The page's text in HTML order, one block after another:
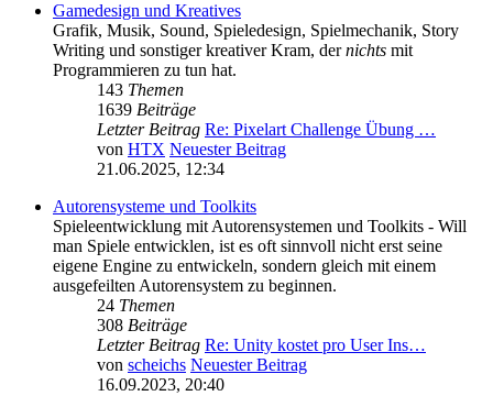
Gamedesign und Kreatives
Grafik, Musik, Sound, Spieledesign, Spielmechanik, Story
Writing und sonstiger kreativer Kram, dernichts mit
Programmieren zu tun hat.
143 Themen
1639 Beiträge
Letzter Beitrag Re: Pixelart Challenge Übung …
von HTX Neuester Beitrag
21.06.2025, 12:34
Autorensysteme und Toolkits
Spieleentwicklung mit Autorensystemen und Toolkits - Will
man Spiele entwicklen, ist es oft sinnvoll nicht erst seine
eigene Engine zu entwickeln, sondern gleich mit einem
ausgefeilten Autorensystem zu beginnen.
24 Themen
308 Beiträge
Letzter Beitrag Re: Unity kostet pro User Ins…
von scheichs Neuester Beitrag
16.09.2023, 20:40